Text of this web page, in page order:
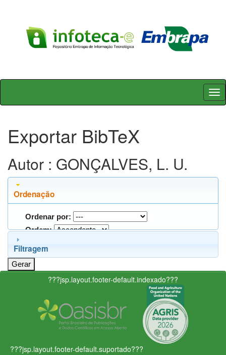
Skip
Exportar BibTeX
Autor : GONÇALVES, L. U.
Ordenação
Ordenar por:
Ordem:
Filtragem
???jsp.layout.footer-default.indexado???
???jsp.layout.footer-default.suportado???